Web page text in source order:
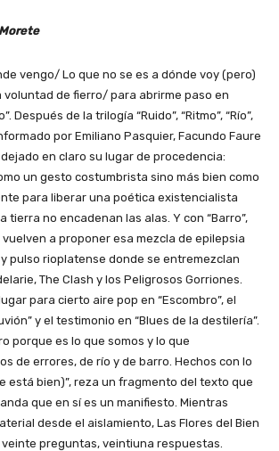
vengo/ Lo que no se es a dónde voy (pero)
voluntad de fierro/ para abrirme paso en
Después de la trilogía “Ruido”, “Ritmo”, “Río”,
por Emiliano Pasquier, Facundo Faure
en claro su lugar de procedencia:
un gesto costumbrista sino más bien como
para liberar una poética existencialista
tierra no encadenan las alas. Y con “Barro”,
vuelven a proponer esa mezcla de epilepsia
pulso rioplatense donde se entremezclan
The Clash y los Peligrosos Gorriones.
para cierto aire pop en “Escombro”, el
y el testimonio en “Blues de la destilería”.
porque es lo que somos y lo que
de errores, de río y de barro. Hechos con lo
está bien)”, reza un fragmento del texto que
que en sí es un manifiesto. Mientras
desde el aislamiento, Las Flores del Bien
preguntas, veintiuna respuestas.